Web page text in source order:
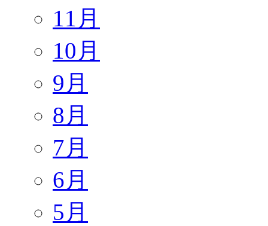
11月
10月
9月
8月
7月
6月
5月